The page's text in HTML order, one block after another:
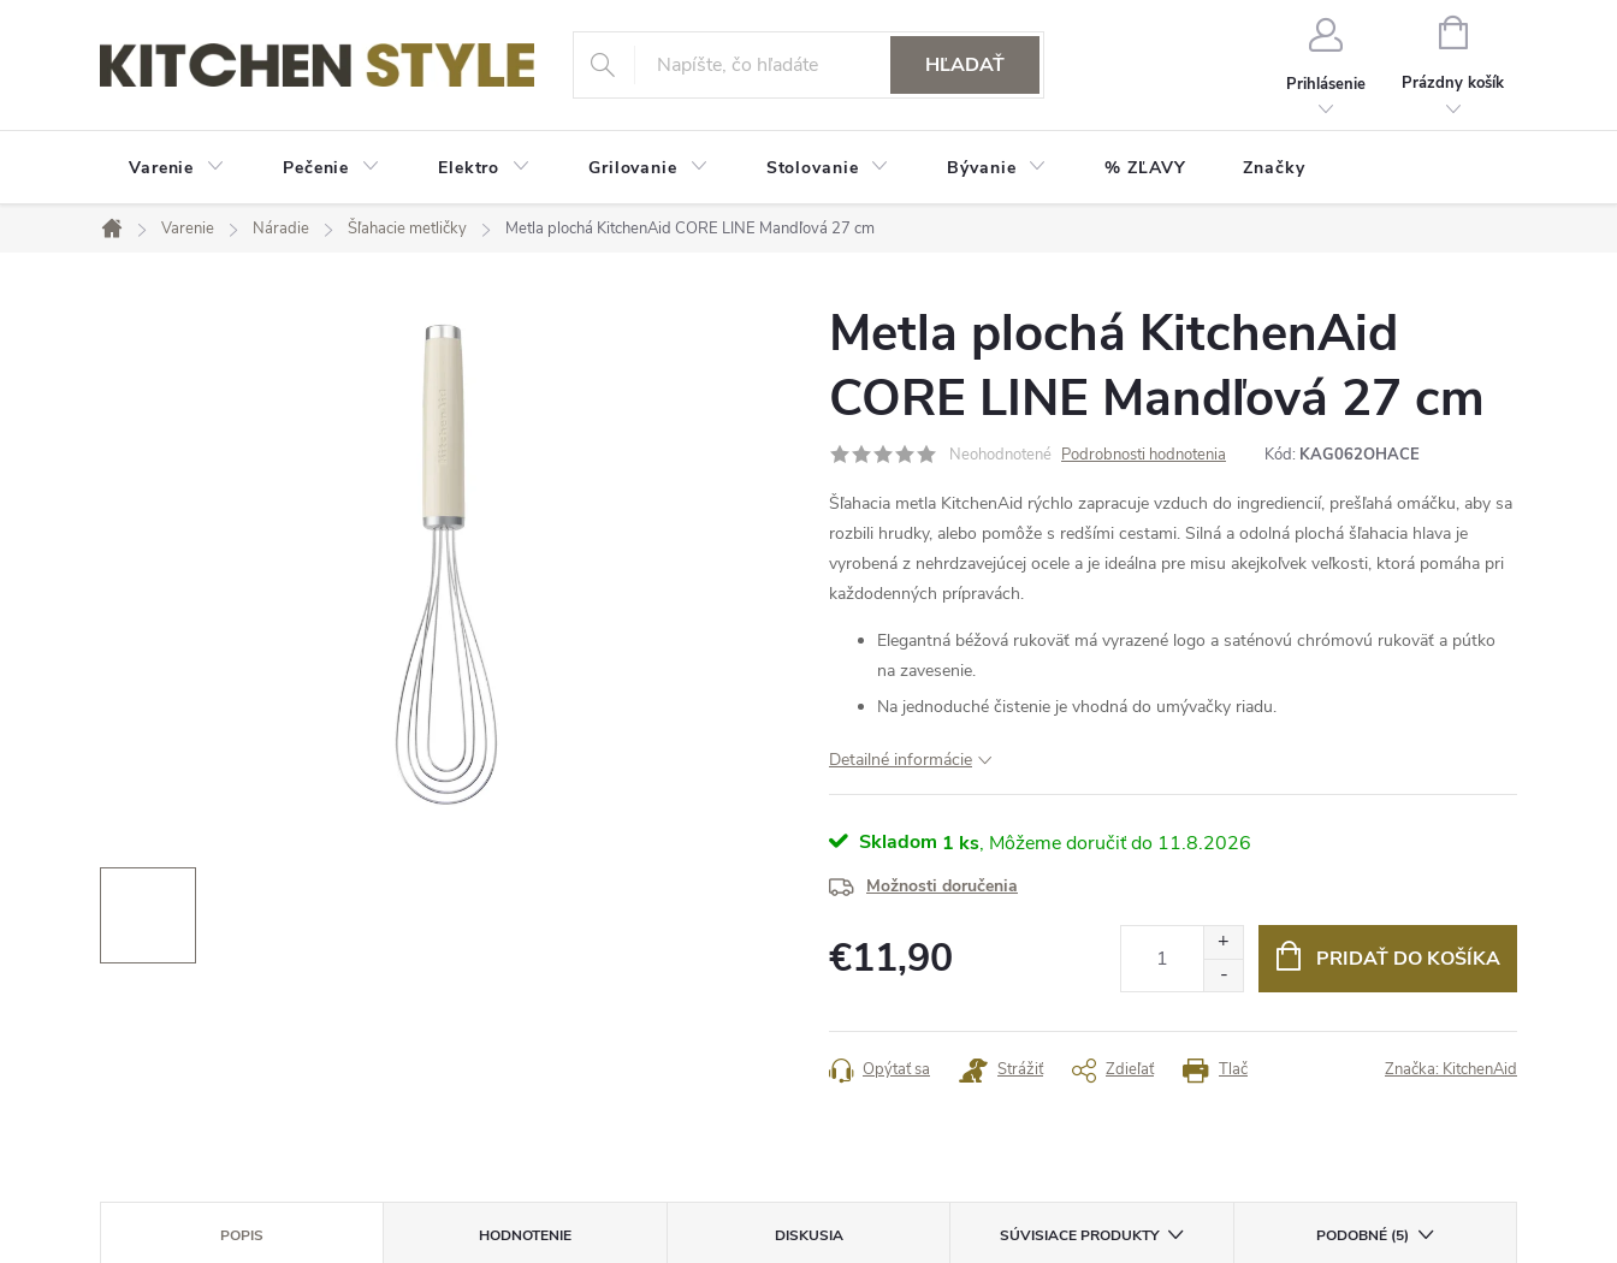
HĽADAŤ
Prihlásenie
NÁKUPNÝ
Prázdny košík
Varenie Pečenie Elektro Grilovanie Stolovanie Bývanie % ZĽAVY Značky
Domov
Varenie Náradie Šľahacie metličky Metla plochá KitchenAid CORE LINE Mandľová 27 cm
Metla plochá KitchenAid
CORE LINE Mandľová 27 cm
Neohodnotené Podrobnosti hodnotenia Kód: KAG062OHACE
Šľahacia metla KitchenAid rýchlo zapracuje vzduch do ingrediencií, prešľahá omáčku, aby sa
rozbili hrudky, alebo pomôže s redšími cestami. Silná a odolná plochá šľahacia hlava je
vyrobená z nehrdzavejúcej ocele a je ideálna pre misu akejkoľvek veľkosti, ktorá pomáha pri
každodenných prípravách.
Elegantná béžová rukoväť má vyrazené logo a saténovú chrómovú rukoväť a pútko
na zavesenie.
Na jednoduché čistenie je vhodná do umývačky riadu.
Detailné informácie
Skladom 1 ks 11.8.2026
Možnosti doručenia
€11,90 PRIDAŤ DO KOŠÍKA
Tlač
Opýtať sa Strážiť Zdieľať Značka: KitchenAid
POPIS HODNOTENIE DISKUSIA SÚVISIACE PRODUKTY PODOBNÉ (5)